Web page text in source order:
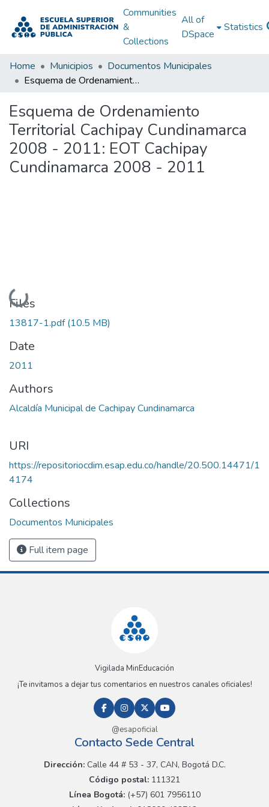
Communities
&
Collections
All of
DSpace
Statistics
Home Municipios
Documentos Municipales
Esquema de Ordenamiento Territorial Cachipay Cundinamarca 2008 - 2011: EOT Cachipay Cundinamarca 2008 - 2011
Esquema de Ordenamiento
Territorial Cachipay Cundinamarca
2008 - 2011: EOT Cachipay
Cundinamarca 2008 - 2011
Loading...
Files
13817-1.pdf(10.5 MB)
Date
2011
Authors
Alcaldía Municipal de Cachipay Cundinamarca
URI
https://repositoriocdim.esap.edu.co/handle/20.500.14471/1
4174
Collections
Documentos Municipales
Full item page
Vigilada MinEducación
¡Te invitamos a dejar tus comentarios en nuestros canales oficiales!
@esapoficial
Contacto Sede Central
Dirección:Calle 44 # 53 - 37, CAN, Bogotá D.C.
Código postal: 111321
Línea Bogotá:(+57) 601 7956110